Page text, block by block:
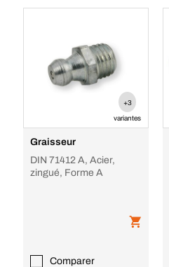
+3
variantes
Graisseur
DIN 71412 A, Acier,
zingué, Forme A
Comparer